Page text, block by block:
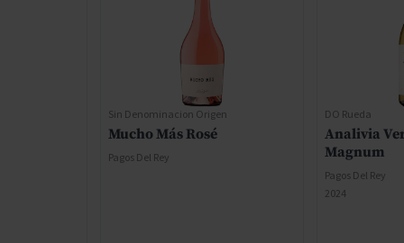
Sin Denominacion Origen
Mucho Más Rosé
Pagos Del Rey
DO Rueda
Analivia
Magnum
Pagos Del Rey
2024